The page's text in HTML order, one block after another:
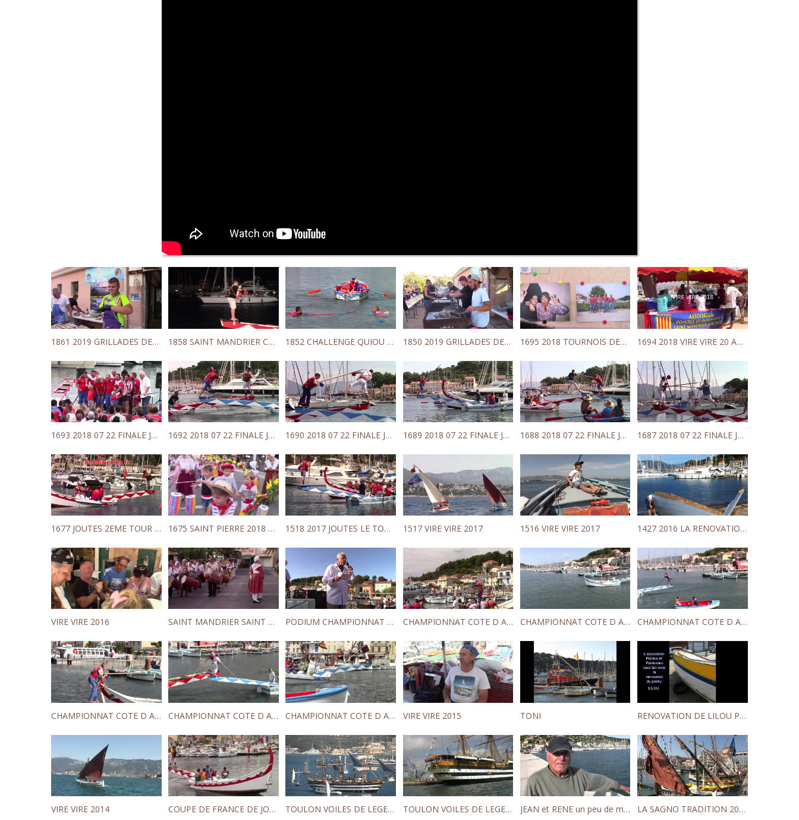
1861 2019 GRILLADES DES PECHEURS SAINT MANDRIER 1858 SAINT MANDRIER CHALLENGE DE LA VILLE 2019 1852 CHALLENGE QUIOU 2019 SAINT MANDRIER 1850 2019 GRILLADES DES PECHEURS SAINT MANDRIER 1695 2018 TOURNOIS DES ANCIENS SECONDE ANNEE 1694 2018 VIRE VIRE 20 ANS
1693 2018 07 22 FINALE JOUTES PODIUM 1692 2018 07 22 FINALE JOUTES SENIORS 1690 2018 07 22 FINALE JOUTES CADETS 1689 2018 07 22 FINALE JOUTES FEMININES 1688 2018 07 22 FINALE JOUTES MINIMES 1687 2018 07 22 FINALE JOUTES BENJAMINS
1677 JOUTES 2EME TOUR CHAMPIONNAT COTE D AZUR 1675 SAINT PIERRE 2018 PREMIER EPISODE 1518 2017 JOUTES LE TOURNOI DES ANCIENS 1517 VIRE VIRE 2017 1516 VIRE VIRE 2017 1427 2016 LA RENOVATION DE LILOU AVANCE
VIRE VIRE 2016 SAINT MANDRIER SAINT PIERRE 2016 PODIUM CHAMPIONNAT COTE D AZUR CHAMPIONNAT COTE D AZUR TOURNOI SENIORS CHAMPIONNAT COTE D AZUR TOURNOI CADETS CHAMPIONNAT COTE D AZUR TOURNOI FEMININES
CHAMPIONNAT COTE D AZUR TOURNOI MINIMES CHAMPIONNAT COTE D AZUR TOURNOI BENJAMINS CHAMPIONNAT COTE D AZUR TOURNOI JUNIORS VIRE VIRE 2015 TONI RENOVATION DE LILOU POINTUS ET PATRIMOINE
VIRE VIRE 2014 COUPE DE FRANCE DE JOUTES PROVENCALES TOULON VOILES DE LEGENDE 2013 DEPART TOULON VOILES DE LEGENDE 2013 ARRIVEE JEAN et RENE un peu de mémoire ... Saint-Mandrier 2013 LA SAGNO TRADITION 2013 4ème édition